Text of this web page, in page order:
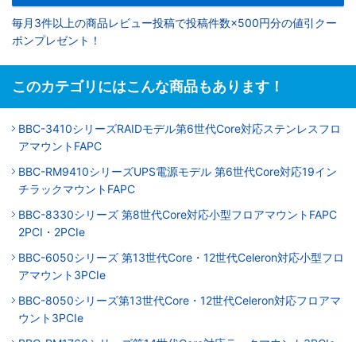
毎月3件以上の商品レビュー投稿で投稿件数×500円分の値引クー
ポンプレゼント！
このカテゴリにはこんな商品もあります！
BBC-3410シリーズRAIDモデル第6世代Core対応ステンレスフロ
アマウントFAPC
BBC-RM9410シリーズUPS電源モデル 第6世代Core対応19イン
チラックマウントFAPC
BBC-8330シリーズ 第8世代Core対応小型フロアマウントFAPC
2PCI・2PCIe
BBC-6050シリーズ 第13世代Core・12世代Celeron対応小型フロ
アマウント3PCIe
BBC-8050シリーズ第13世代Core・12世代Celeron対応フロアマ
ウント3PCIe